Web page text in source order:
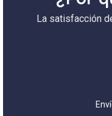
La satisfacción